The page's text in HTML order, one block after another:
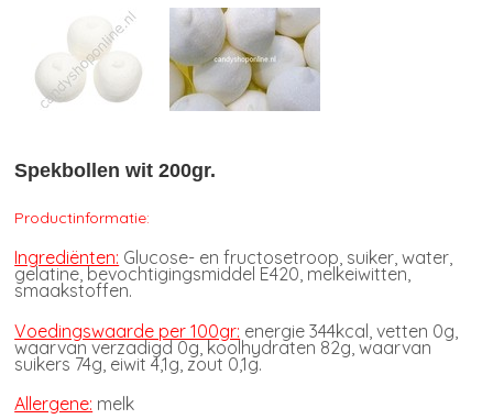
Spekbollen wit 200gr.
Productinformatie:
Ingrediënten: Glucose- en fructosetroop, suiker, water,
gelatine, bevochtigingsmiddel E420, melkeiwitten,
smaakstoffen.
Voedingswaarde per 100gr: energie 344kcal, vetten 0g,
waarvan verzadigd 0g, koolhydraten 82g, waarvan
suikers 74g, eiwit 4,1g, zout 0,1g.
Allergene: melk